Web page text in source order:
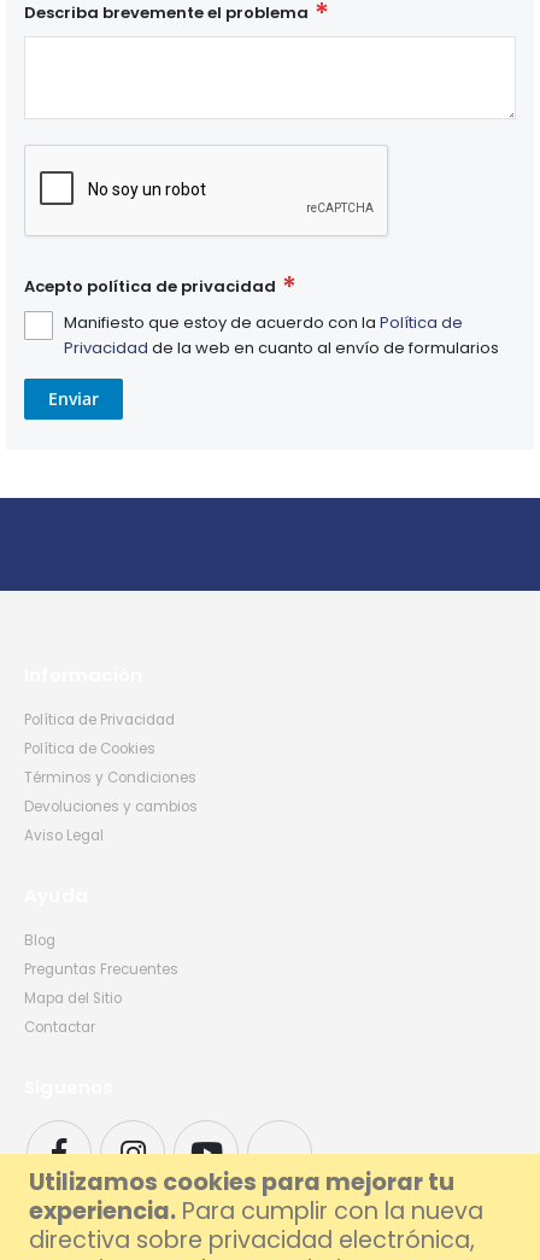
Utilizamos cookies para mejorar tu
experiencia. Para cumplir con la nueva
directiva sobre privacidad electrónica,
Describa brevemente el problema
Acepto política de privacidad
Manifiesto que estoy de acuerdo con la Política de
Privacidad de la web en cuanto al envío de formularios
Enviar
Política de Privacidad
Política de Cookies
Términos y Condiciones
Devoluciones y cambios
Aviso Legal
Blog
Preguntas Frecuentes
Mapa del Sitio
Contactar